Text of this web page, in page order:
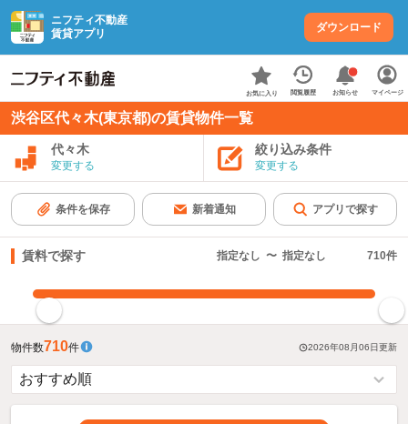
ニフティ不動産
賃貸アプリ
ダウンロード
お気に入り 閲覧履歴 お知らせ マイページ
渋谷区代々木(東京都)の賃貸物件一覧
代々木
変更する
絞り込み条件
変更する
条件を保存 新着通知 アプリで探す
賃料で探す 指定なし 〜 指定なし 710件
物件数710件 2026年08月06日更新